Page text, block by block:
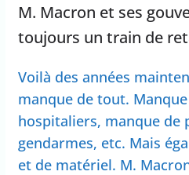
M. Macron et ses
toujours un train de
Voilà des années
manque de tout.
hospitaliers, manque de
gendarmes, etc. Mais
et de matériel. M.